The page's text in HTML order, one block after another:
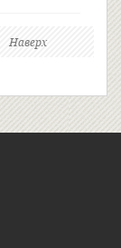
Наверх